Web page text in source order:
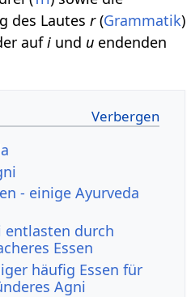
des Lautesr(Grammatik)
aufi und u endenden
- einige Ayurveda
entlasten durch
Essen
häufig Essen für
Agni